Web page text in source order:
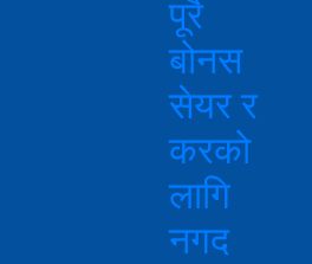
पूरै
बोनस
सेयर र
करको
लागि
नगद